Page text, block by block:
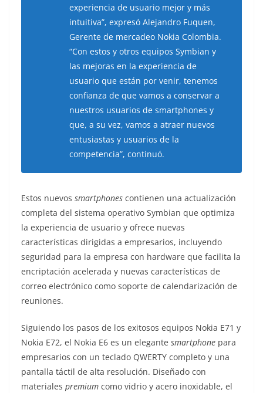
experiencia de usuario mejor y más
intuitiva”, expresó Alejandro Fuquen,
Gerente de mercadeo Nokia Colombia.
“Con estos y otros equipos Symbian y
las mejoras en la experiencia de
usuario que están por venir, tenemos
confianza de que vamos a conservar a
nuestros usuarios de smartphones y
que, a su vez, vamos a atraer nuevos
entusiastas y usuarios de la
competencia”, continuó.
Estos nuevos smartphones contienen una actualización
completa del sistema operativo Symbian que optimiza
la experiencia de usuario y ofrece nuevas
características dirigidas a empresarios, incluyendo
seguridad para la empresa con hardware que facilita la
encriptación acelerada y nuevas características de
correo electrónico como soporte de calendarización de
reuniones.
Siguiendo los pasos de los exitosos equipos Nokia E71 y
Nokia E72, el Nokia E6 es un elegante smartphone para
empresarios con un teclado QWERTY completo y una
pantalla táctil de alta resolución. Diseñado con
materiales premium como vidrio y acero inoxidable, el